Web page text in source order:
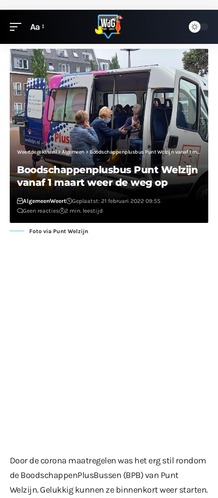
Aa
Weertdegekste.nl > Algemeen>Boodschappenplusbus Punt Welzijn vanaf 1 maart weer de weg op
Boodschappenplusbus Punt Welzijn
vanaf 1 maart weer de weg op
AlgemeenWeert
Geplaatst: 21 februari 2022 09:55
Geen reacties
2 min. leestijd
Foto via Punt Welzijn
Door de corona maatregelen was het erg stil rondom
de BoodschappenPlusBussen (BPB) van Punt
Welzijn. Gelukkig kunnen ze binnenkort weer starten.